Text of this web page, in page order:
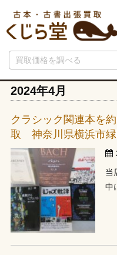
2024年4月
クラシック関連本
取 神奈川県横浜市緑
当
中
す